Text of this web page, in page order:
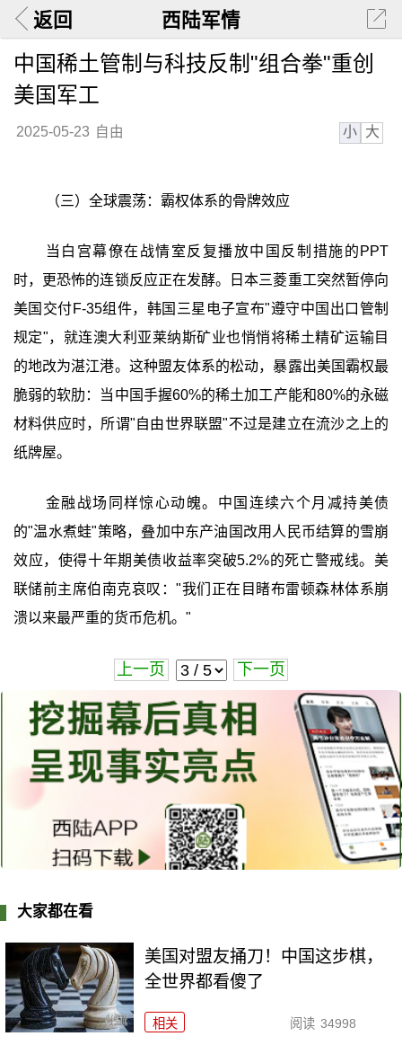
返回 西陆军情
中国稀土管制与科技反制"组合拳"重创
美国军工
2025-05-23 自由 小 大
（三）全球震荡：霸权体系的骨牌效应
当白宫幕僚在战情室反复播放中国反制措施的PPT
时，更恐怖的连锁反应正在发酵。日本三菱重工突然暂停向
美国交付F-35组件，韩国三星电子宣布"遵守中国出口管制
规定"，就连澳大利亚莱纳斯矿业也悄悄将稀土精矿运输目
的地改为湛江港。这种盟友体系的松动，暴露出美国霸权最
脆弱的软肋：当中国手握60%的稀土加工产能和80%的永磁
材料供应时，所谓"自由世界联盟"不过是建立在流沙之上的
纸牌屋。
金融战场同样惊心动魄。中国连续六个月减持美债
的"温水煮蛙"策略，叠加中东产油国改用人民币结算的雪崩
效应，使得十年期美债收益率突破5.2%的死亡警戒线。美
联储前主席伯南克哀叹："我们正在目睹布雷顿森林体系崩
溃以来最严重的货币危机。"
上一页 下一页
大家都在看
美国对盟友捅刀！中国这步棋，
全世界都看傻了
相关 阅读 34998